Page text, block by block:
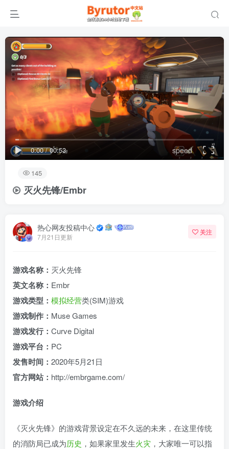
0:00/00:53 speed
145
灭火先锋/Embr
热心网友投稿中心
7月21日更新
关注
游戏名称： 灭火先锋
英文名称： Embr
游戏类型： 模拟经营类(SIM)游戏
游戏制作： Muse Games
游戏发行： Curve Digital
游戏平台： PC
发售时间： 2020年5月21日
官方网站： http://embrgame.com/
游戏介绍
《灭火先锋》的游戏背景设定在不久远的未来，在这里传统
的消防局已成为历史 ，如果家里发生火灾 ，大家唯一可以指